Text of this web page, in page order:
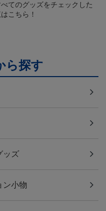
てのグッズをチェックした
こちら！
ら探す
ッズ
ン小物